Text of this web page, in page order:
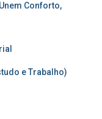
Conforto,
e Trabalho)